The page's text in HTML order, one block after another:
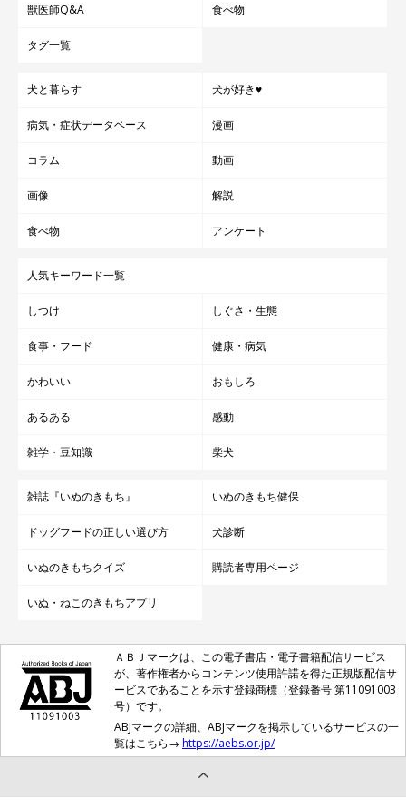
獣医師Q&A 食べ物
タグ一覧
犬と暮らす 犬が好き♥
病気・症状データベース 漫画
コラム 動画
画像 解説
食べ物 アンケート
人気キーワード一覧
しつけ しぐさ・生態
食事・フード 健康・病気
かわいい おもしろ
あるある 感動
雑学・豆知識 柴犬
雑誌『いぬのきもち』 いぬのきもち健保
ドッグフードの正しい選び方 犬診断
いぬのきもちクイズ 購読者専用ページ
いぬ・ねこのきもちアプリ
ＡＢＪマークは、この電子書店・電子書籍配信サービス
が、著作権者からコンテンツ使用許諾を得た正規版配信サ
ービスであることを示す登録商標（登録番号 第11091003
号）です。
ABJマークの詳細、ABJマークを掲示しているサービスの一
覧はこちら→ https://aebs.or.jp/